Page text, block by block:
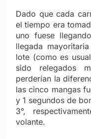
Dado que cada
el tiempo era
uno fuese
llegada
lote (como es
sido relegados
perderían la
las cinco mangas
y 1 segundos de
3°,
volante.